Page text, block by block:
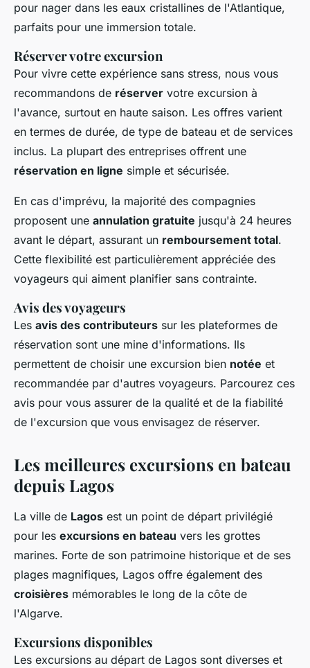
pour nager dans les eaux cristallines de l'Atlantique,
parfaits pour une immersion totale.
Réserver votre excursion
Pour vivre cette expérience sans stress, nous vous
recommandons de réserver votre excursion à
l'avance, surtout en haute saison. Les offres varient
en termes de durée, de type de bateau et de services
inclus. La plupart des entreprises offrent une
réservation en ligne simple et sécurisée.
En cas d'imprévu, la majorité des compagnies
proposent une annulation gratuite jusqu'à 24 heures
avant le départ, assurant un remboursement total.
Cette flexibilité est particulièrement appréciée des
voyageurs qui aiment planifier sans contrainte.
Avis des voyageurs
Les avis des contributeurs sur les plateformes de
réservation sont une mine d'informations. Ils
permettent de choisir une excursion bien notée et
recommandée par d'autres voyageurs. Parcourez ces
avis pour vous assurer de la qualité et de la fiabilité
de l'excursion que vous envisagez de réserver.
Les meilleures excursions en bateau
depuis Lagos
La ville de Lagos est un point de départ privilégié
pour les excursions en bateau vers les grottes
marines. Forte de son patrimoine historique et de ses
plages magnifiques, Lagos offre également des
croisières mémorables le long de la côte de
l'Algarve.
Excursions disponibles
Les excursions au départ de Lagos sont diverses et